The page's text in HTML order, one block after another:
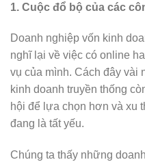
1. Cuộc đổ bộ của các
Doanh nghiệp vốn kinh
nghĩ lại về việc có online
vụ của mình. Cách đây vài
kinh doanh truyền thống
hội để lựa chọn hơn và xu
đang là tất yếu.
Chúng ta thấy những